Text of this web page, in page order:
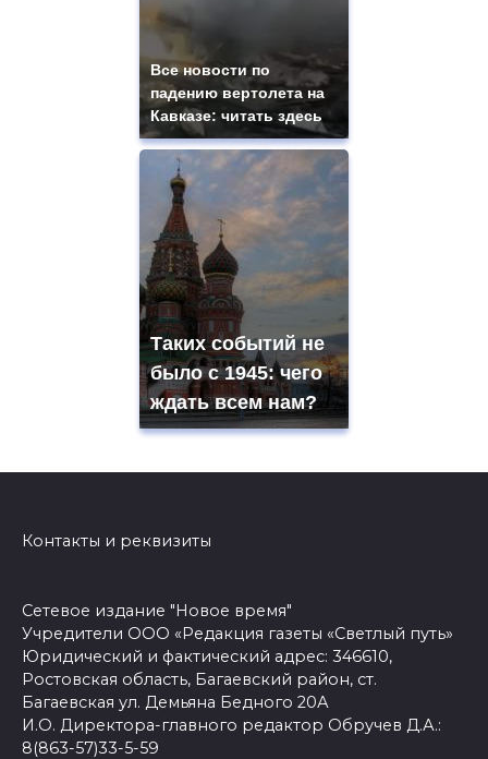
Все новости по
падению вертолета на
Кавказе: читать здесь
Таких событий не
было с 1945: чего
ждать всем нам?
Контакты и реквизиты
Сетевое издание "Новое время"
Учредители ООО «Редакция газеты «Светлый путь»
Юридический и фактический адрес: 346610,
Ростовская область, Багаевский район, ст.
Багаевская ул. Демьяна Бедного 20А
И.О. Директора-главного редактор Обручев Д.А.:
8(863-57)33-5-59